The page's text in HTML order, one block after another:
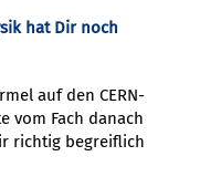
hat Dir noch
auf den CERN-
vom Fach danach
richtig begreiflich